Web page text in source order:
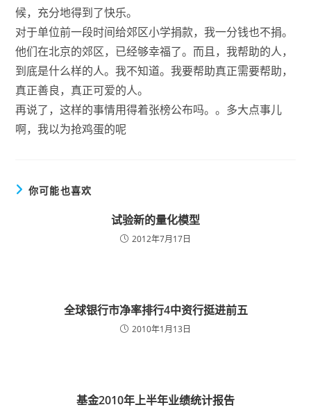
候，充分地得到了快乐。
对于单位前一段时间给郊区小学捐款，我一分钱也不捐。
他们在北京的郊区，已经够幸福了。而且，我帮助的人，
到底是什么样的人。我不知道。我要帮助真正需要帮助，
真正善良，真正可爱的人。
再说了，这样的事情用得着张榜公布吗。。多大点事儿
啊，我以为抢鸡蛋的呢
你可能也喜欢
试验新的量化模型
2012年7月17日
全球银行市净率排行4中资行挺进前五
2010年1月13日
基金2010年上半年业绩统计报告